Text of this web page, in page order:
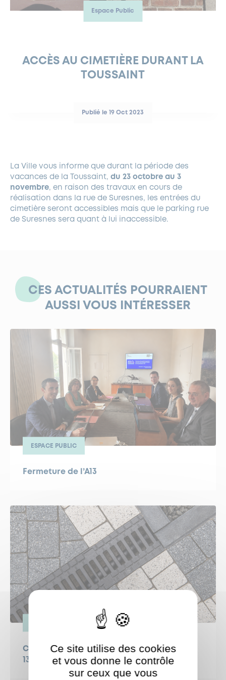
EAU POTABLE ET ASSAINISSEMENT
DÉCLARATION DE CATASTROPHE NATURELLE
LOCATION DE SALLES
INFORMATIONS PRATIQUES
FERMETURES EXCEPTIONNELLES
PANNEAUX D’AFFICHAGE LIBRE
DÉVELOPPEMENT DURABLE
DEMANDE D’ABATTAGE
GESTION DU PATRIMOINE ARBORÉ
Espace Public
ACCÈS AU CIMETIÈRE DURANT LA
TOUSSAINT
Publié le 19 Oct 2023
La Ville vous informe que durant la période des
vacances de la Toussaint, du 23 octobre au 3
novembre, en raison des travaux en cours de
réalisation dans la rue de Suresnes, les entrées du
cimetière seront accessibles mais que le parking rue
de Suresnes sera quant à lui inaccessible.
CES ACTUALITÉS POURRAIENT
AUSSI VOUS INTÉRESSER
ESPACE PUBLIC
Fermeture de l’A13
Campagne de curage des avaloirs - dès le
13 juillet
Ce site utilise des cookies
et vous donne le contrôle
sur ceux que vous